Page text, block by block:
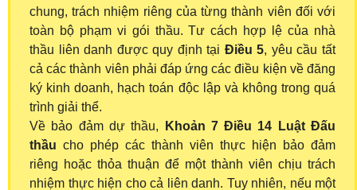
chung, trách nhiệm riêng của từng thành viên đối với
toàn bộ phạm vi gói thầu. Tư cách hợp lệ của nhà
thầu liên danh được quy định tại Điều 5, yêu cầu tất
cả các thành viên phải đáp ứng các điều kiện về đăng
ký kinh doanh, hạch toán độc lập và không trong quá
trình giải thể.
Về bảo đảm dự thầu,
Khoản 7 Điều 14 Luật Đấu
thầu cho phép các thành viên thực hiện bảo đảm
riêng hoặc thỏa thuận để một thành viên chịu trách
nhiệm thực hiện cho cả liên danh. Tuy nhiên, nếu một